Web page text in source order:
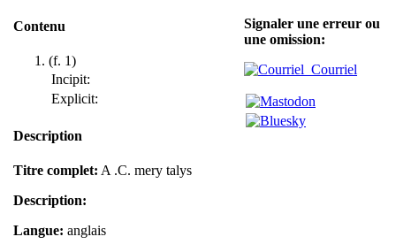
Contenu
(f. 1)
Incipit:
Explicit:
Description
Titre complet: A .C. mery talys
Description:
Langue: anglais
Signaler une erreur ou
une omission:
Courriel